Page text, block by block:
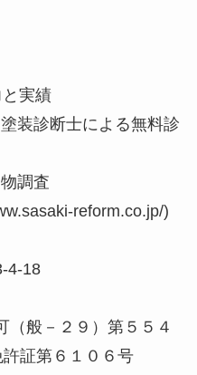
実績
装診断士による無料診
調査
reform.co.jp/)
4-18
（般－２９）第５５４
証第６１０６号